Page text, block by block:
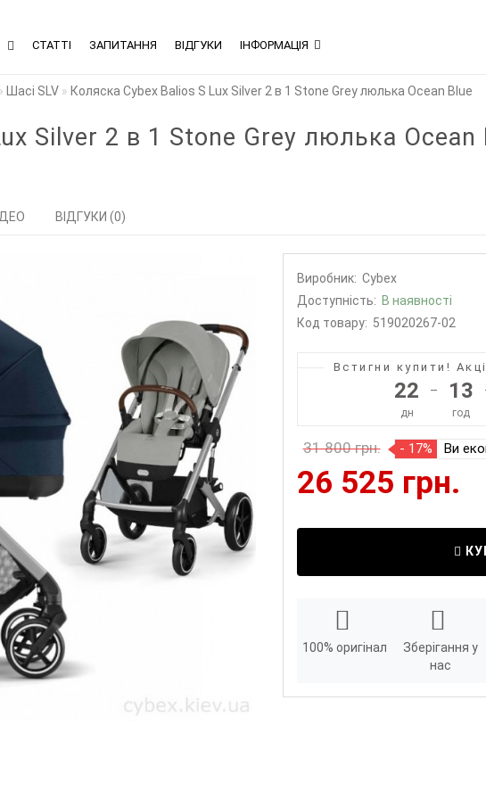
СТАТТІ ЗАПИТАННЯ ВІДГУКИ ІНФОРМАЦІЯ
Шасі SLV Коляска Cybex Balios S Lux Silver 2 в 1 Stone Grey люлька Ocean Blue
Silver 2 в 1 Stone Grey люлька Ocean
ВІДГУКИ (0)
Виробник: Cybex
Доступність: В наявності
Код товару: 519020267-02
Встигни купити!
22
дн
– 13
год
31 800 грн. - 17% Ви
26 525 грн.
100% оригінал
Зберігання у
нас